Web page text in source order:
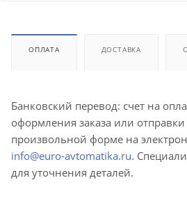
ОПЛАТА ДОСТАВКА
Банковский перевод: счет на
оформления заказа или отправки
произвольной форме на
info@euro-avtomatika.ru.
для уточнения деталей.